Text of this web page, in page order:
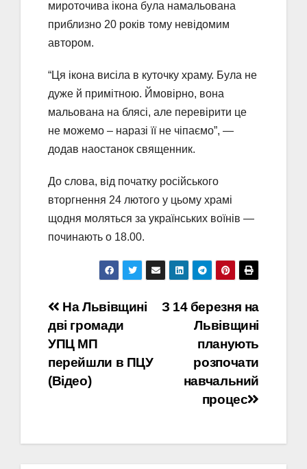
мироточива ікона була намальована
приблизно 20 років тому невідомим
автором.
“Ця ікона висіла в куточку храму. Була не
дуже й примітною. Ймовірно, вона
мальована на блясі, але перевірити це
не можемо – наразі її не чіпаємо”, —
додав наостанок священник.
До слова, від початку російського
вторгнення 24 лютого у цьому храмі
щодня моляться за українських воїнів —
починають о 18.00.
Навігація
записів
З 14 березня на
Львівщині
планують
розпочати
навчальний
процес
На Львівщині
дві громади
УПЦ МП
перейшли в ПЦУ
(Відео)